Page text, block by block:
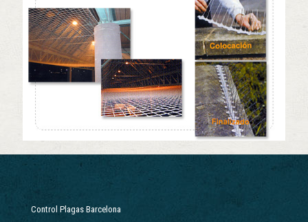
Control Plagas Barcelona